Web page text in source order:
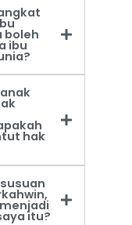
boleh
ibu
hak
itu?